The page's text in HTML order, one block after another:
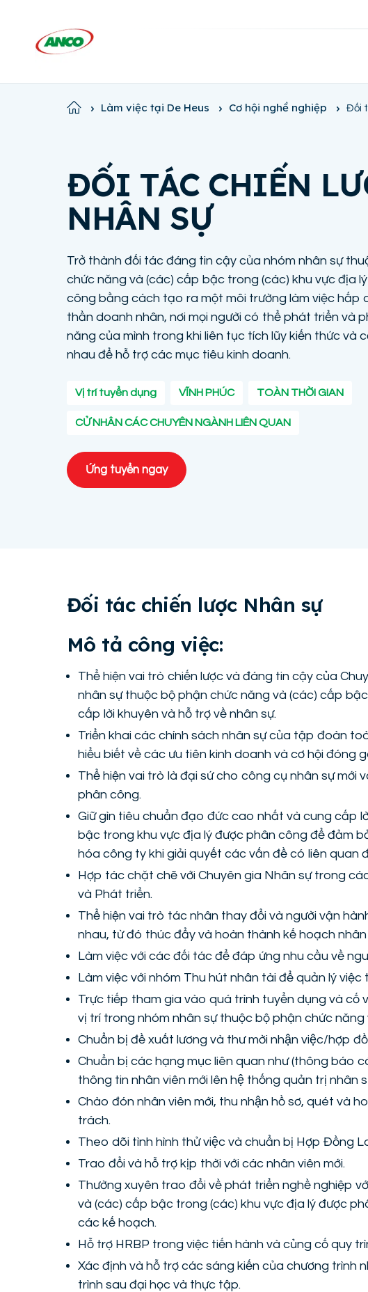
Home Làm việc tại De Heus Cơ hội nghề nghiệp Đối
ĐỐI TÁC CHIẾN
NHÂN SỰ
Trở thành đối tác đáng tin cậy của nhóm nhân sự
chức năng và (các) cấp bậc trong (các) khu vực địa
công bằng cách tạo ra một môi trường làm việc hấp
thần doanh nhân, nơi mọi người có thể phát triển và
năng của mình trong khi liên tục tích lũy kiến thức và
nhau để hỗ trợ các mục tiêu kinh doanh.
Vị trí tuyển dụng VĨNH PHÚC TOÀN THỜI GIAN
CỬ NHÂN CÁC CHUYÊN NGÀNH LIÊN QUAN
Ứng tuyển ngay
Đối tác chiến lược Nhân sự
Mô tả công việc:
Thể hiện vai trò chiến lược và đáng tin cậy của
nhân sự thuộc bộ phận chức năng và (các) cấp
cấp lời khuyên và hỗ trợ về nhân sự.
Triển khai các chính sách nhân sự của tập đoàn
hiểu biết về các ưu tiên kinh doanh và cơ hội đóng
Thể hiện vai trò là đại sứ cho công cụ nhân sự mới
phân công.
Giữ gìn tiêu chuẩn đạo đức cao nhất và cung cấp
bậc trong khu vực địa lý được phân công để đảm
hóa công ty khi giải quyết các vấn đề có liên quan
Hợp tác chặt chẽ với Chuyên gia Nhân sự trong
và Phát triển.
Thể hiện vai trò tác nhân thay đổi và người vận
nhau, từ đó thúc đẩy và hoàn thành kế hoạch
Làm việc với các đối tác để đáp ứng nhu cầu về
Làm việc với nhóm Thu hút nhân tài để quản lý
Trực tiếp tham gia vào quá trình tuyển dụng và cố
vị trí trong nhóm nhân sự thuộc bộ phận chức
Chuẩn bị đề xuất lương và thư mời nhận việc/hợp
Chuẩn bị các hạng mục liên quan như (thông báo
thông tin nhân viên mới lên hệ thống quản trị nhân
Chào đón nhân viên mới, thu nhận hồ sơ, quét và
trách.
Theo dõi tình hình thử việc và chuẩn bị Hợp Đồng
Trao đổi và hỗ trợ kịp thời với các nhân viên mới.
Thường xuyên trao đổi về phát triển nghề nghiệp
và (các) cấp bậc trong (các) khu vực địa lý được
các kế hoạch.
Hỗ trợ HRBP trong việc tiến hành và củng cố quy
Xác định và hỗ trợ các sáng kiến của chương trình
trình sau đại học và thực tập.